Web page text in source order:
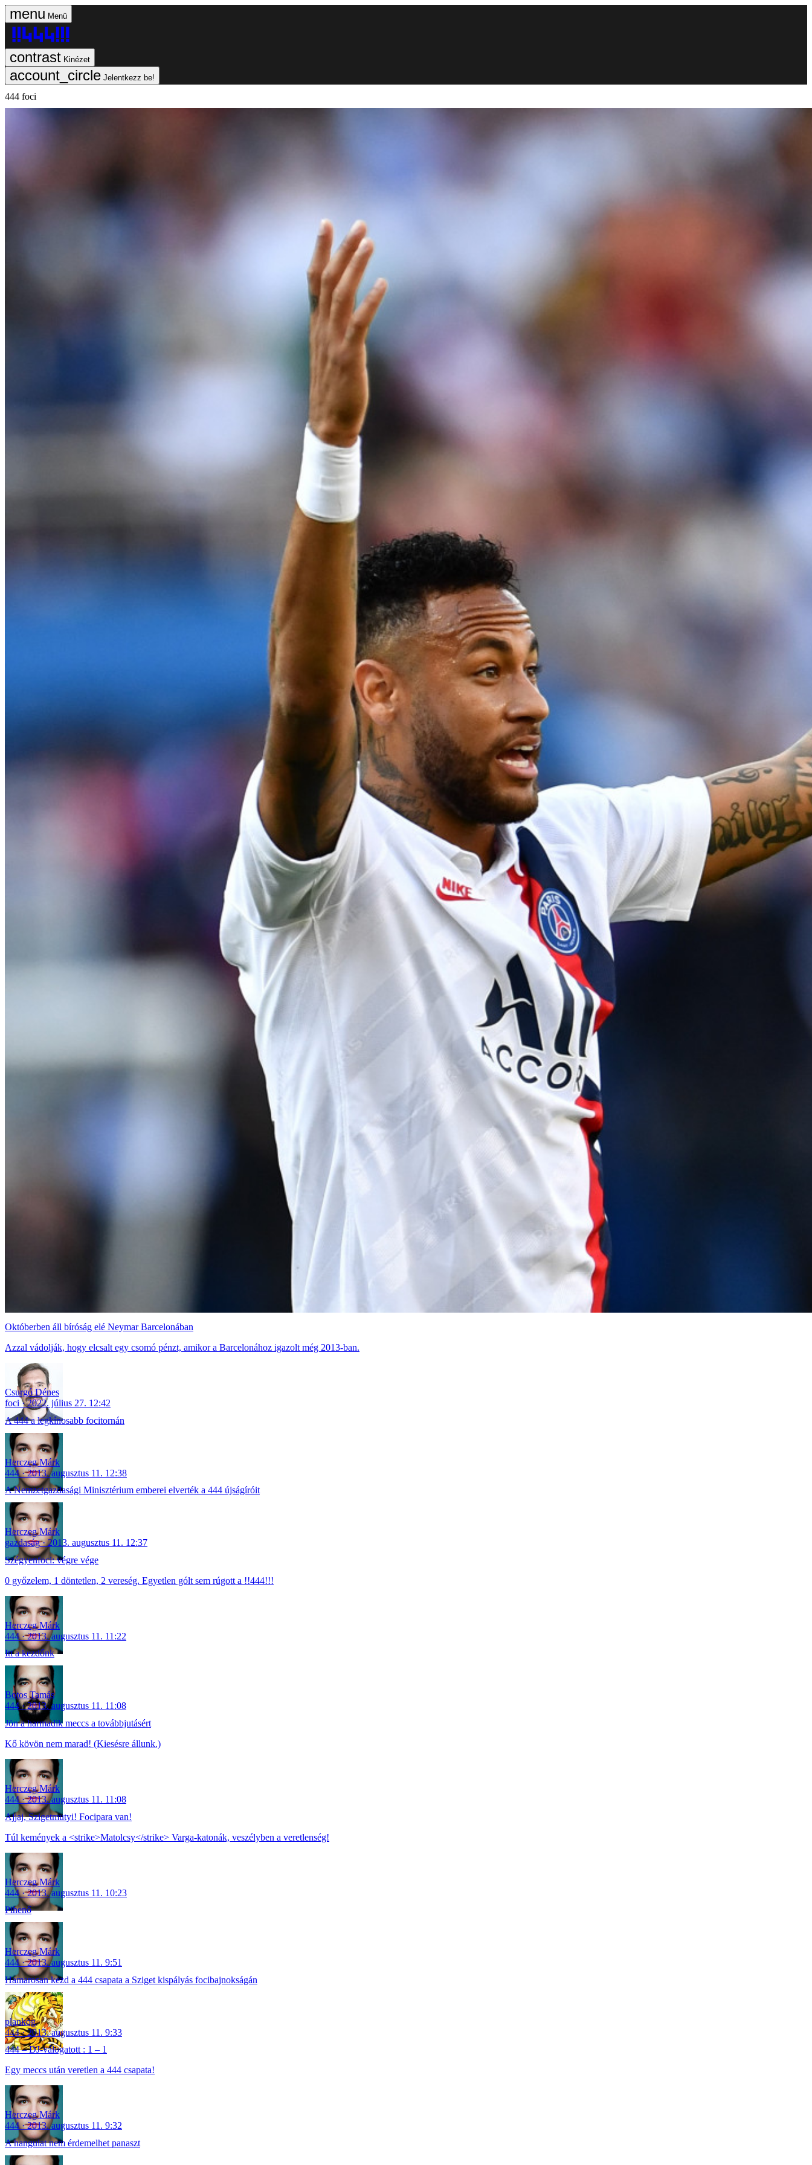
Menü
Kinézet
Jelentkezz be!
444 foci
Októberben áll bíróság elé Neymar Barcelonában
Azzal vádolják, hogy elcsalt egy csomó pénzt, amikor a Barcelonához igazolt még 2013-ban.
Csurgó Dénes
foci
2022. július 27. 12:42
A 444 a legkínosabb focitornán
Herczeg Márk
444
2013. augusztus 11. 12:38
A Nemzetgazdasági Minisztérium emberei elverték a 444 újságíróit
Herczeg Márk
gazdaság
2013. augusztus 11. 12:37
Szégyenfoci: végre vége
0 győzelem, 1 döntetlen, 2 vereség. Egyetlen gólt sem rúgott a !!444!!!
Herczeg Márk
444
2013. augusztus 11. 11:22
Itt a kezdőnk
Botos Tamás
444
2013. augusztus 11. 11:08
Jön a harmadik meccs a továbbjutásért
Kő kövön nem marad! (Kiesésre állunk.)
Herczeg Márk
444
2013. augusztus 11. 11:08
Ajjaj, Szigetmutyi! Focipara van!
Túl kemények a <strike>Matolcsy</strike> Varga-katonák, veszélyben a veretlenség!
Herczeg Márk
444
2013. augusztus 11. 10:23
Pihenő
Herczeg Márk
444
2013. augusztus 11. 9:51
Hamarosan kezd a 444 csapata a Sziget kispályás focibajnokságán
plankog
444
2013. augusztus 11. 9:33
444 – DJ-válogatott : 1 – 1
Egy meccs után veretlen a 444 csapata!
Herczeg Márk
444
2013. augusztus 11. 9:32
A hangulat nem érdemelhet panaszt